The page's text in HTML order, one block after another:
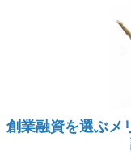
創業融資を選ぶメ